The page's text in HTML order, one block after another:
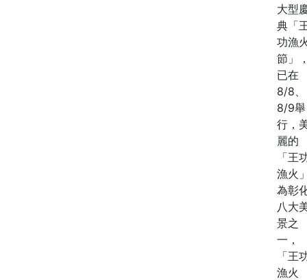
大型
典「
功漁
節」
已在
8/8、
8/9舉
行，
麗的
「王
漁火
為彰
八大
景之
一，
「王
漁火